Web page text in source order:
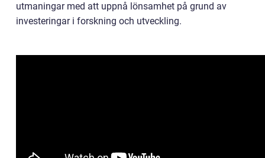
utmaningar med att uppnå lönsamhet på grund av
investeringar i forskning och utveckling.